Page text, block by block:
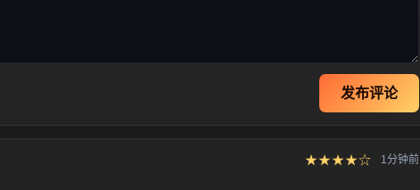
发布评论
★★★★☆ 1分钟前